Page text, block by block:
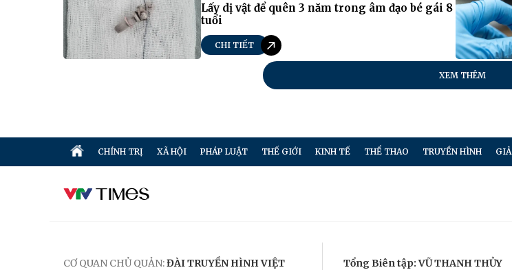
Lấy dị vật để quên 3 năm trong âm đạo bé gái 8
tuổi
CHI TIẾT
XEM THÊM
CHÍNH TRỊ XÃ HỘI PHÁP LUẬT THẾ GIỚI KINH TẾ THỂ THAO TRUYỀN HÌNH
CƠ QUAN CHỦ QUẢN:ĐÀI TRUYỀN HÌNH VIỆT Tổng Biên tập: VŨ THANH THỦY